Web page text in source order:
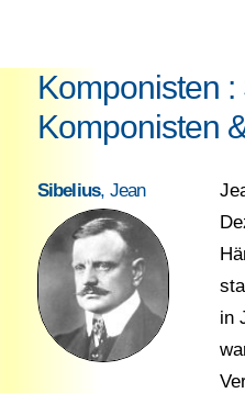
Komponisten :
Komponisten
Sibelius, Jean
in